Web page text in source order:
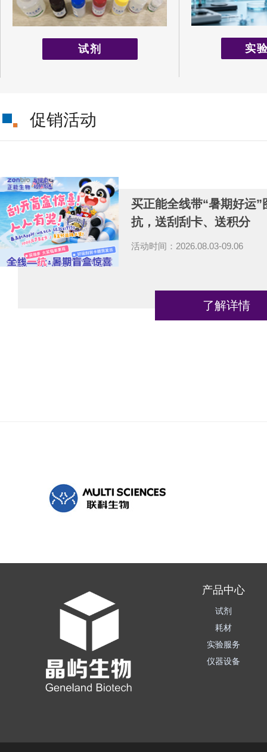
试剂 实
促销活动
买正能全线带“暑期好运”
抗，送刮刮卡、送积分
活动时间：2026.08.03-09.06
了解详情
产品中心
试剂
耗材
实验服务
仪器设备